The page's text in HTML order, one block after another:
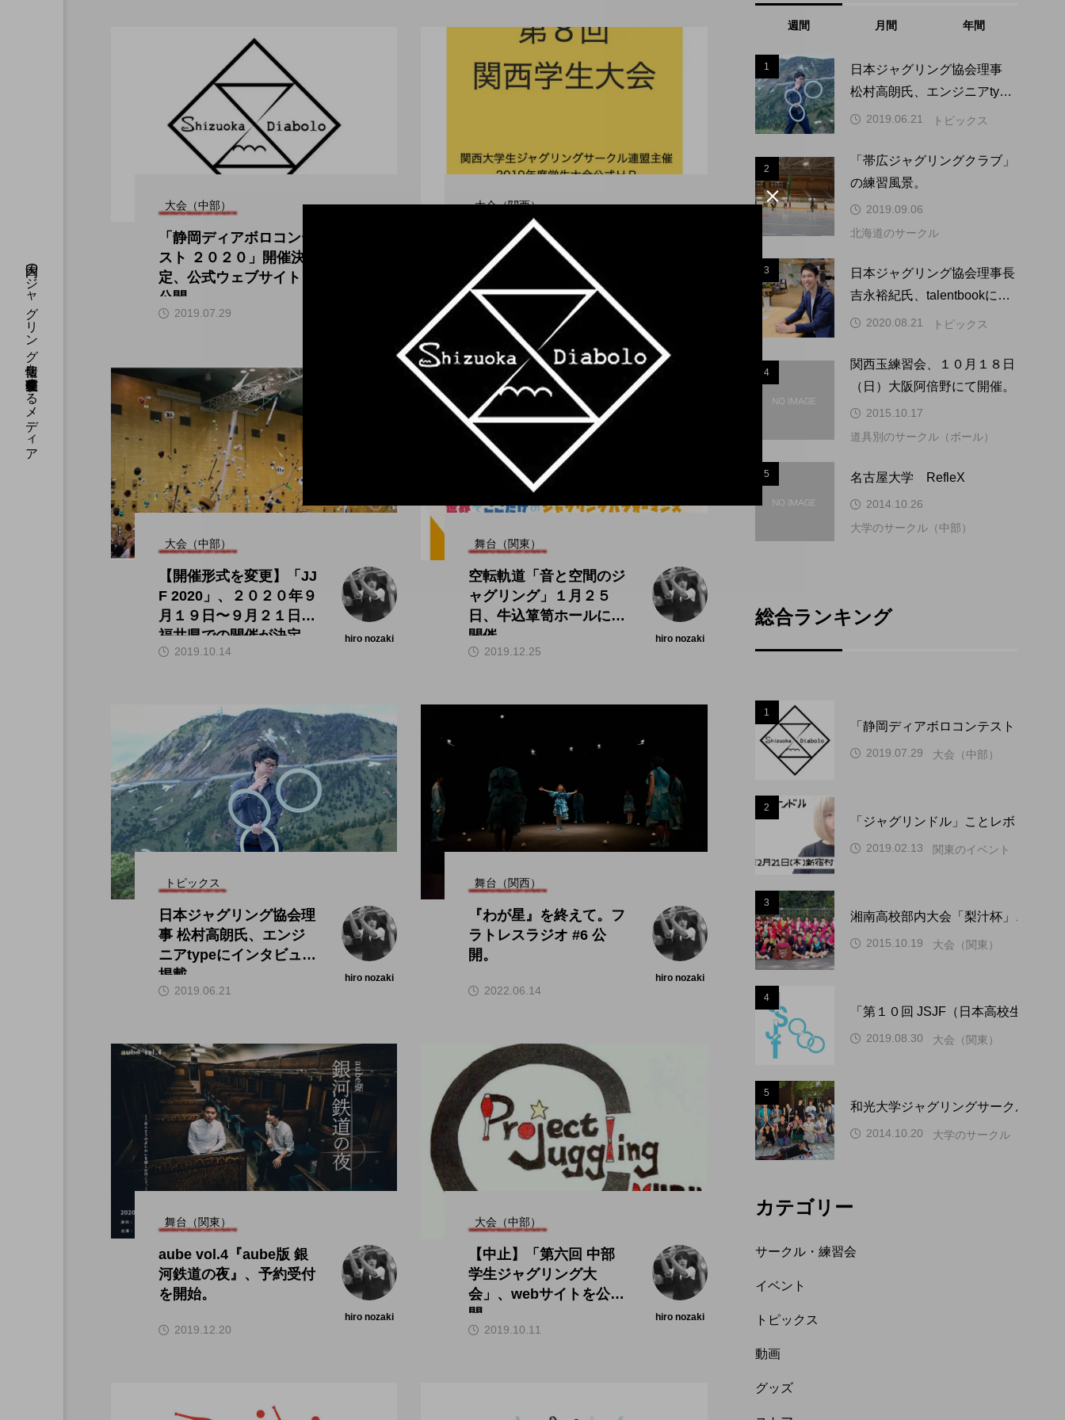
国内のジャグリング情報を収集・整理・発信するメディア
大会（中部）
「静岡ディアボロコンテ
スト ２０２０」開催決
定、公式ウェブサイトが
公開。
2019.07.29
大会（関西）
「第８回 関西学生大
会」２０２０年３月８
日、西成区民センターに
て開催。
2019.12.20
大会（中部）
【開催形式を変更】「JJ
F 2020」、２０２０年９
月１９日〜９月２１日、
福井県での開催が決定。
hiro nozaki
2019.10.14
舞台（関東）
空転軌道「音と空間のジ
ャグリング」１月２５
日、牛込箪笥ホールにて
開催。
hiro nozaki
2019.12.25
トピックス
日本ジャグリング協会理
事 松村高朗氏、エンジ
ニアtypeにインタビュー
掲載。
hiro nozaki
2019.06.21
舞台（関西）
『わが星』を終えて。フ
ラトレスラジオ #6 公
開。
hiro nozaki
2022.06.14
舞台（関東）
aube vol.4『aube版 銀
河鉄道の夜』、予約受付
を開始。
hiro nozaki
2019.12.20
大会（中部）
【中止】「第六回 中部
学生ジャグリング大
会」、webサイトを公
開。
hiro nozaki
2019.10.11
週間 月間 年間
1
日本ジャグリング協会理事
松村高朗氏、エンジニアtype
にインタビュー掲載。
2019.06.21 トピックス
2
「帯広ジャグリングクラブ」
の練習風景。
2019.09.06
北海道のサークル
3
日本ジャグリング協会理事長
吉永裕紀氏、talentbookにイ
ンタビュー掲載。
2020.08.21 トピックス
4
関西玉練習会、１０月１８日
（日）大阪阿倍野にて開催。
2015.10.17
道具別のサークル（ボール）
5 名古屋大学 RefleX
2014.10.26
大学のサークル（中部）
総合ランキング
1
「静岡ディアボロコンテスト ２０
2019.07.29 大会（中部）
2
「ジャグリンドル」ことレボリュー
2019.02.13 関東のイベント
3
湘南高校部内大会「梨汁杯」、１０
2015.10.19 大会（関東）
4
「第１０回 JSJF（日本高校生ジャ
2019.08.30 大会（関東）
5
和光大学ジャグリングサークル WAP
2014.10.20 大学のサークル（関東）
カテゴリー
サークル・練習会
イベント
トピックス
動画
グッズ
